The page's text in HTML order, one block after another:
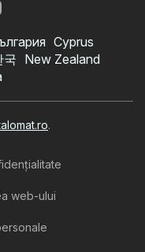
Cyprus
국 New Zealand
.
web-ului